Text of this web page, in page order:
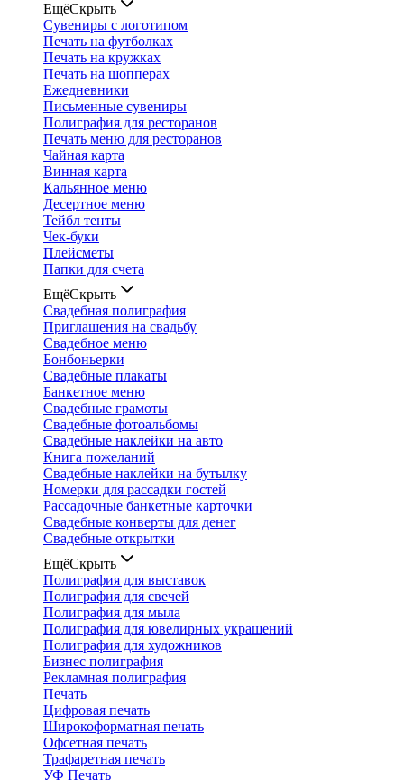
ЕщёСкрыть
Сувениры с логотипом
Печать на футболках
Печать на кружках
Печать на шопперах
Ежедневники
Письменные сувениры
Полиграфия для ресторанов
Печать меню для ресторанов
Чайная карта
Винная карта
Кальянное меню
Десертное меню
Тейбл тенты
Чек-буки
Плейсметы
Папки для счета
ЕщёСкрыть
Свадебная полиграфия
Приглашения на свадьбу
Свадебное меню
Бонбоньерки
Свадебные плакаты
Банкетное меню
Свадебные грамоты
Свадебные фотоальбомы
Свадебные наклейки на авто
Книга пожеланий
Свадебные наклейки на бутылку
Номерки для рассадки гостей
Рассадочные банкетные карточки
Свадебные конверты для денег
Свадебные открытки
ЕщёСкрыть
Полиграфия для выставок
Полиграфия для свечей
Полиграфия для мыла
Полиграфия для ювелирных украшений
Полиграфия для художников
Бизнес полиграфия
Рекламная полиграфия
Печать
Цифровая печать
Широкоформатная печать
Офсетная печать
Трафаретная печать
УФ Печать